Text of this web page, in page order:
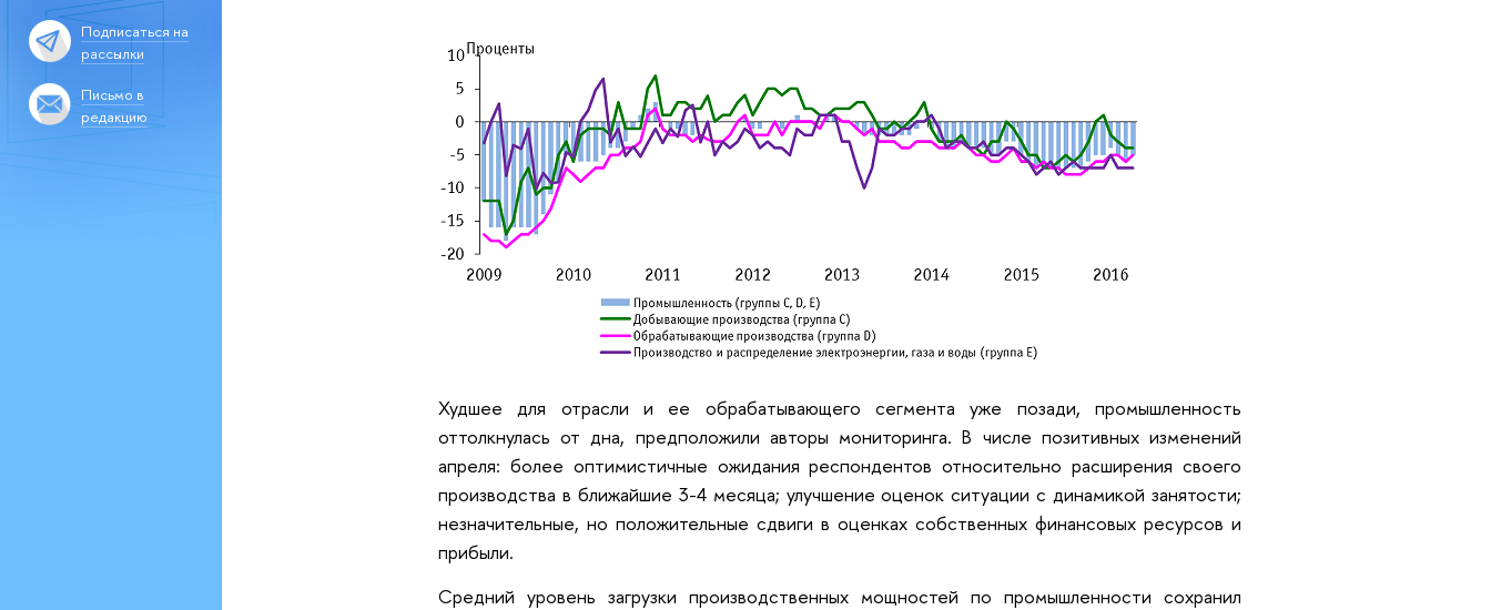
Подписаться на
рассылки
Письмо в
редакцию
Худшее для отрасли и ее обрабатывающего сегмента уже позади, промышленность
оттолкнулась от дна, предположили авторы мониторинга. В числе позитивных изменений
апреля: более оптимистичные ожидания респондентов относительно расширения своего
производства в ближайшие 3-4 месяца; улучшение оценок ситуации с динамикой занятости;
незначительные, но положительные сдвиги в оценках собственных финансовых ресурсов и
прибыли.
Средний уровень загрузки производственных мощностей по промышленности сохранил